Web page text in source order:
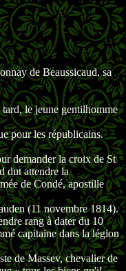
de Beaussicaud, sa
le jeune gentilhomme
pour les républicains.
demander la croix de St
dut attendre la
de Condé, apostille
(11 novembre 1814).
rang à dater du 10
capitaine dans la légion
de Massev, chevalier de